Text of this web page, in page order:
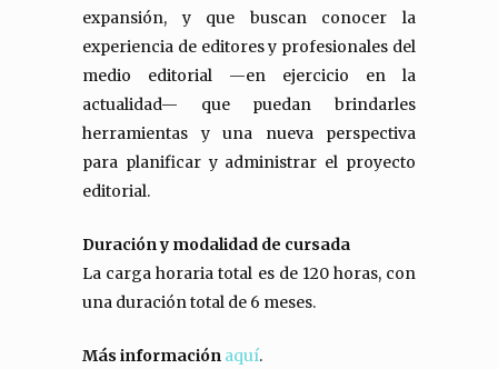
expansión, y que buscan conocer la
experiencia de editores y profesionales del
medio editorial —en ejercicio en la
actualidad— que puedan brindarles
herramientas y una nueva perspectiva
para planificar y administrar el proyecto
editorial.
Duración y modalidad de cursada
La carga horaria total es de 120 horas, con
una duración total de 6 meses.
Más información aquí.